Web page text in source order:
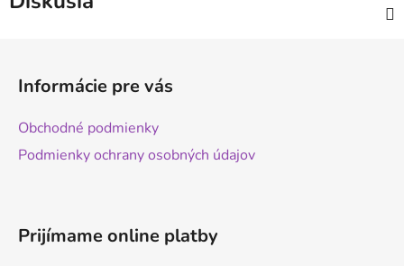
Informácie pre vás
Obchodné podmienky
Podmienky ochrany osobných údajov
Prijímame online platby